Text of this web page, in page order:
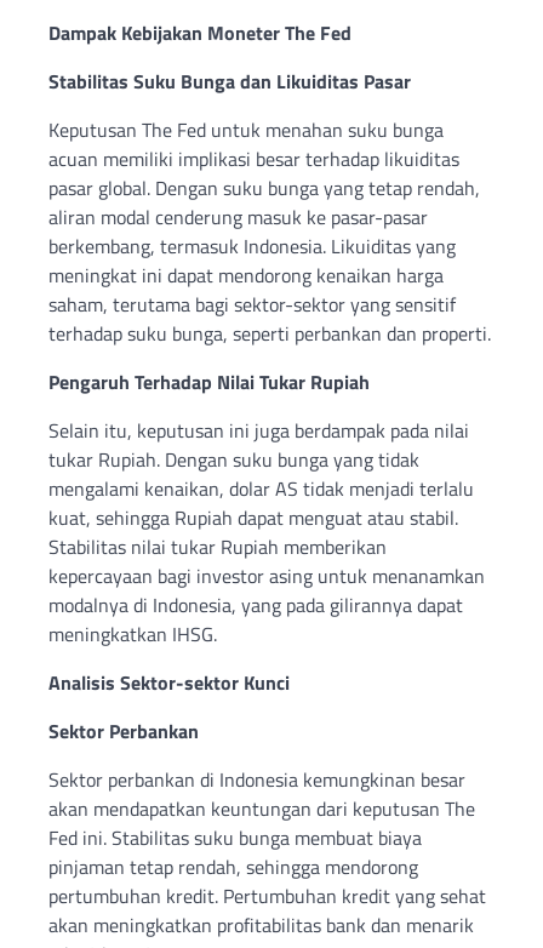
Dampak Kebijakan Moneter The Fed
Stabilitas Suku Bunga dan Likuiditas Pasar
Keputusan The Fed untuk menahan suku bunga
acuan memiliki implikasi besar terhadap likuiditas
pasar global. Dengan suku bunga yang tetap rendah,
aliran modal cenderung masuk ke pasar-pasar
berkembang, termasuk Indonesia. Likuiditas yang
meningkat ini dapat mendorong kenaikan harga
saham, terutama bagi sektor-sektor yang sensitif
terhadap suku bunga, seperti perbankan dan properti.
Pengaruh Terhadap Nilai Tukar Rupiah
Selain itu, keputusan ini juga berdampak pada nilai
tukar Rupiah. Dengan suku bunga yang tidak
mengalami kenaikan, dolar AS tidak menjadi terlalu
kuat, sehingga Rupiah dapat menguat atau stabil.
Stabilitas nilai tukar Rupiah memberikan
kepercayaan bagi investor asing untuk menanamkan
modalnya di Indonesia, yang pada gilirannya dapat
meningkatkan IHSG.
Analisis Sektor-sektor Kunci
Sektor Perbankan
Sektor perbankan di Indonesia kemungkinan besar
akan mendapatkan keuntungan dari keputusan The
Fed ini. Stabilitas suku bunga membuat biaya
pinjaman tetap rendah, sehingga mendorong
pertumbuhan kredit. Pertumbuhan kredit yang sehat
akan meningkatkan profitabilitas bank dan menarik